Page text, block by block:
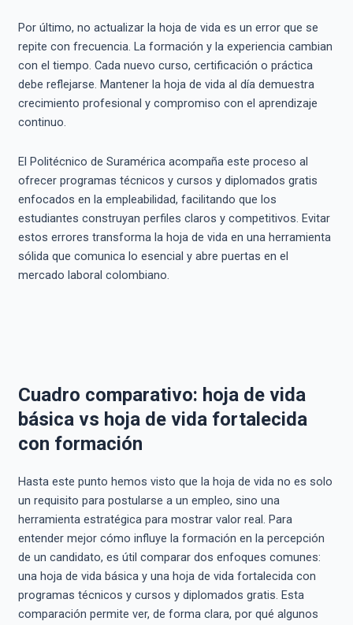
Por último, no actualizar la hoja de vida es un error que se
repite con frecuencia. La formación y la experiencia cambian
con el tiempo. Cada nuevo curso, certificación o práctica
debe reflejarse. Mantener la hoja de vida al día demuestra
crecimiento profesional y compromiso con el aprendizaje
continuo.
El Politécnico de Suramérica acompaña este proceso al
ofrecer programas técnicos y cursos y diplomados gratis
enfocados en la empleabilidad, facilitando que los
estudiantes construyan perfiles claros y competitivos. Evitar
estos errores transforma la hoja de vida en una herramienta
sólida que comunica lo esencial y abre puertas en el
mercado laboral colombiano.
Cuadro comparativo: hoja de vida
básica vs hoja de vida fortalecida
con formación
Hasta este punto hemos visto que la hoja de vida no es solo
un requisito para postularse a un empleo, sino una
herramienta estratégica para mostrar valor real. Para
entender mejor cómo influye la formación en la percepción
de un candidato, es útil comparar dos enfoques comunes:
una hoja de vida básica y una hoja de vida fortalecida con
programas técnicos y cursos y diplomados gratis. Esta
comparación permite ver, de forma clara, por qué algunos